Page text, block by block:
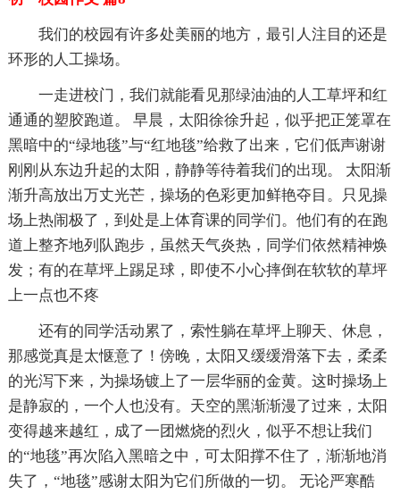
我们的校园有许多处美丽的地方，最引人注目的还是
环形的人工操场。
一走进校门，我们就能看见那绿油油的人工草坪和红
通通的塑胶跑道。 早晨，太阳徐徐升起，似乎把正笼罩在
黑暗中的“绿地毯”与“红地毯”给救了出来，它们低声谢谢
刚刚从东边升起的太阳，静静等待着我们的出现。 太阳渐
渐升高放出万丈光芒，操场的色彩更加鲜艳夺目。只见操
场上热闹极了，到处是上体育课的同学们。他们有的在跑
道上整齐地列队跑步，虽然天气炎热，同学们依然精神焕
发；有的在草坪上踢足球，即使不小心摔倒在软软的草坪
上一点也不疼
还有的同学活动累了，索性躺在草坪上聊天、休息，
那感觉真是太惬意了！傍晚，太阳又缓缓滑落下去，柔柔
的光泻下来，为操场镀上了一层华丽的金黄。这时操场上
是静寂的，一个人也没有。天空的黑渐渐漫了过来，太阳
变得越来越红，成了一团燃烧的烈火，似乎不想让我们
的“地毯”再次陷入黑暗之中，可太阳撑不住了，渐渐地消
失了，“地毯”感谢太阳为它们所做的一切。 无论严寒酷